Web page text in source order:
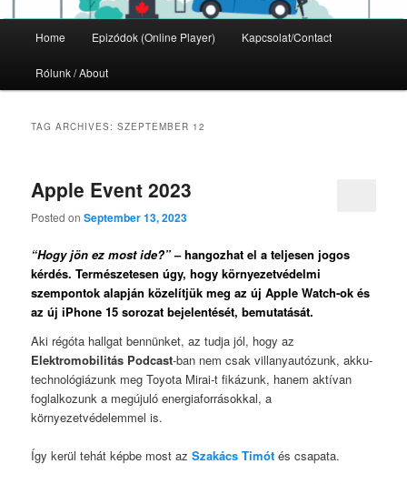
Home Epizódok (Online Player) Kapcsolat/Contact
Rólunk / About
TAG ARCHIVES:SZEPTEMBER 12
Apple Event 2023
Posted onSeptember 13, 2023
“Hogy jön ez most ide?”– hangozhat el a teljesen jogos
kérdés. Természetesen úgy, hogy környezetvédelmi
szempontok alapján közelítjük meg az új Apple Watch-ok és
az új iPhone 15 sorozat bejelentését, bemutatását.
Aki régóta hallgat bennünket, az tudja jól, hogy az
Elektromobilitás Podcast-ban nem csak villanyautózunk, akku-
technológiázunk meg Toyota Mirai-t fikázunk, hanem aktívan
foglalkozunk a megújuló energiaforrásokkal, a
környezetvédelemmel is.
Így kerül tehát képbe most azSzakács Timót és csapata.